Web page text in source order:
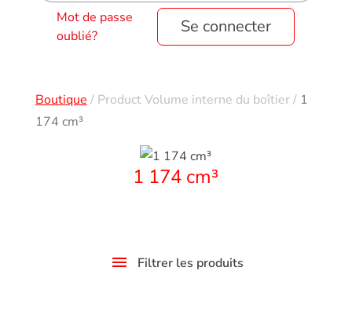
Mot de passe
oublié?
Se connecter
Boutique / Product Volume interne du boîtier/ 1
174 cm³
1 174 cm³
Filtrer les produits